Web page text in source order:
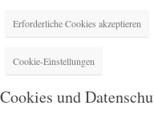
Erforderliche Cookies akzeptieren
Cookie-Einstellungen
Cookies und